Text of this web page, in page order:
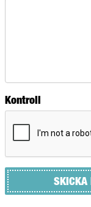
Kontroll
SKICKA